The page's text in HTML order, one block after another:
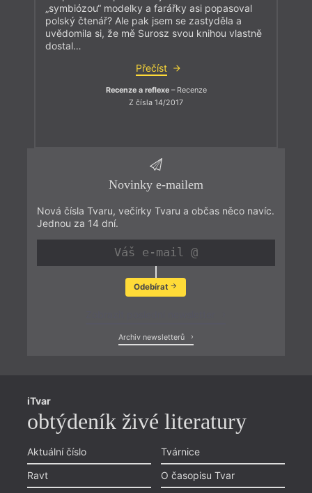
„symbiózou“ modelky a farářky asi popasoval
polský čtenář? Ale pak jsem se zastyděla a
uvědomila si, že mě Surosz svou knihou vlastně
dostal…
Přečíst
Recenze a reflexe– Recenze
Z čísla 14/2017
Novinky e-mailem
Nová čísla Tvaru, večírky Tvaru a občas něco navíc.
Jednou za 14 dní.
Odebírat
Archiv newsletterů
iTvar
obtýdeník živé literatury
Aktuální číslo
Ravt
Tvárnice
O časopisu Tvar